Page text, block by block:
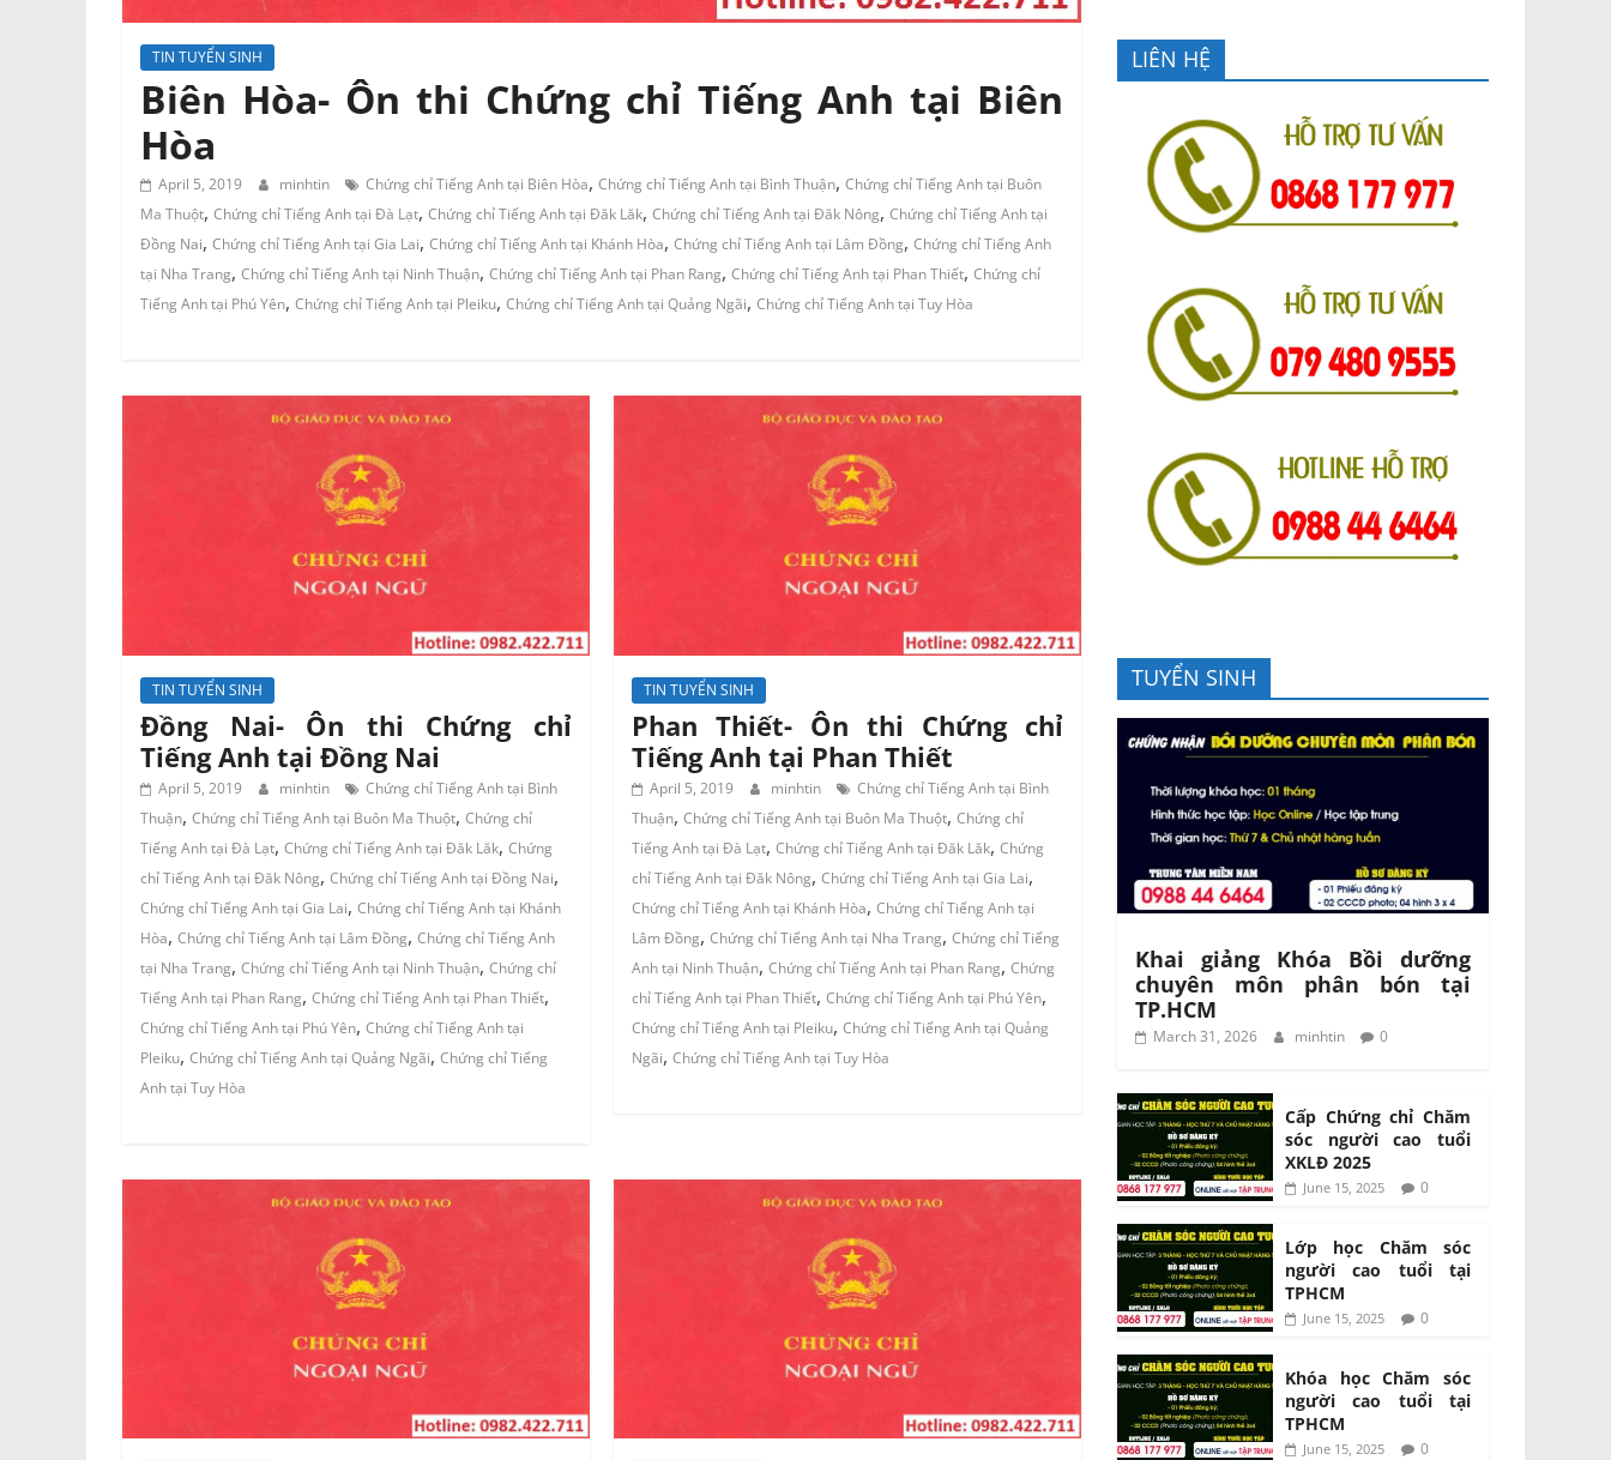
TIN TUYỂN SINH
Biên Hòa- Ôn thi Chứng chỉ Tiếng Anh tại Biên
Hòa
April 5, 2019 minhtin Chứng chỉ Tiếng Anh tại Biên Hòa, Chứng chỉ Tiếng Anh tại Bình Thuận, Chứng chỉ Tiếng Anh tại Buôn
Ma Thuột, Chứng chỉ Tiếng Anh tại Đà Lạt, Chứng chỉ Tiếng Anh tại Đăk Lăk, Chứng chỉ Tiếng Anh tại Đăk Nông, Chứng chỉ Tiếng Anh tại
Đồng Nai, Chứng chỉ Tiếng Anh tại Gia Lai, Chứng chỉ Tiếng Anh tại Khánh Hòa, Chứng chỉ Tiếng Anh tại Lâm Đồng, Chứng chỉ Tiếng Anh
tại Nha Trang, Chứng chỉ Tiếng Anh tại Ninh Thuận, Chứng chỉ Tiếng Anh tại Phan Rang, Chứng chỉ Tiếng Anh tại Phan Thiết, Chứng chỉ
Tiếng Anh tại Phú Yên, Chứng chỉ Tiếng Anh tại Pleiku, Chứng chỉ Tiếng Anh tại Quảng Ngãi, Chứng chỉ Tiếng Anh tại Tuy Hòa
TIN TUYỂN SINH
Đồng Nai- Ôn thi Chứng chỉ
Tiếng Anh tại Đồng Nai
April 5, 2019 minhtin
Chứng chỉ Tiếng Anh tại Bình
Thuận, Chứng chỉ Tiếng Anh tại Buôn Ma Thuột, Chứng chỉ
Tiếng Anh tại Đà Lạt, Chứng chỉ Tiếng Anh tại Đăk Lăk, Chứng
chỉ Tiếng Anh tại Đăk Nông, Chứng chỉ Tiếng Anh tại Đồng Nai,
Chứng chỉ Tiếng Anh tại Gia Lai, Chứng chỉ Tiếng Anh tại Khánh
Hòa, Chứng chỉ Tiếng Anh tại Lâm Đồng, Chứng chỉ Tiếng Anh
tại Nha Trang, Chứng chỉ Tiếng Anh tại Ninh Thuận, Chứng chỉ
Tiếng Anh tại Phan Rang, Chứng chỉ Tiếng Anh tại Phan Thiết,
Chứng chỉ Tiếng Anh tại Phú Yên, Chứng chỉ Tiếng Anh tại
Pleiku, Chứng chỉ Tiếng Anh tại Quảng Ngãi, Chứng chỉ Tiếng
Anh tại Tuy Hòa
TIN TUYỂN SINH
Phan Thiết- Ôn thi Chứng chỉ
Tiếng Anh tại Phan Thiết
April 5, 2019 minhtin
Chứng chỉ Tiếng Anh tại Bình
Thuận,Chứng chỉ Tiếng Anh tại Buôn Ma Thuột,Chứng chỉ
Tiếng Anh tại Đà Lạt,Chứng chỉ Tiếng Anh tại Đăk Lăk,Chứng
chỉ Tiếng Anh tại Đăk Nông,Chứng chỉ Tiếng Anh tại Gia Lai,
Chứng chỉ Tiếng Anh tại Khánh Hòa,Chứng chỉ Tiếng Anh tại
Lâm Đồng,Chứng chỉ Tiếng Anh tại Nha Trang,Chứng chỉ Tiếng
Anh tại Ninh Thuận,Chứng chỉ Tiếng Anh tại Phan Rang,Chứng
chỉ Tiếng Anh tại Phan Thiết,Chứng chỉ Tiếng Anh tại Phú Yên,
Chứng chỉ Tiếng Anh tại Pleiku,Chứng chỉ Tiếng Anh tại Quảng
Ngãi,Chứng chỉ Tiếng Anh tại Tuy Hòa
LIÊN HỆ
TUYỂN SINH
Khai giảng Khóa Bồi dưỡng
chuyên môn phân bón tại
TP.HCM
March 31, 2026 minhtin 0
Cấp Chứng chỉ Chăm
sóc người cao tuổi
XKLĐ 2025
June 15, 2025 0
Lớp học Chăm sóc
người cao tuổi tại
TPHCM
June 15, 2025 0
Khóa học Chăm sóc
người cao tuổi tại
TPHCM
June 15, 2025 0